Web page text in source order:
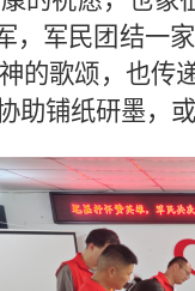
，军民团结一
的歌颂，也传
助铺纸研墨，